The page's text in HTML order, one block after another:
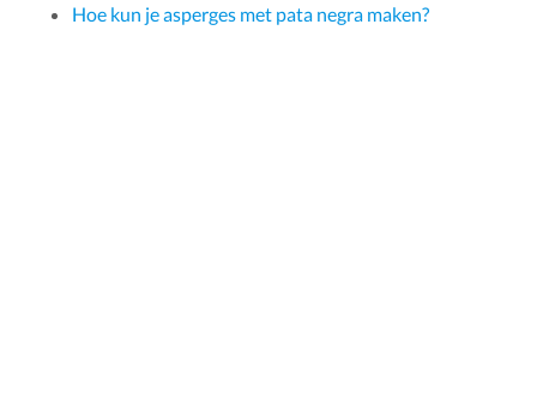
Hoe kun je asperges met pata negra maken?